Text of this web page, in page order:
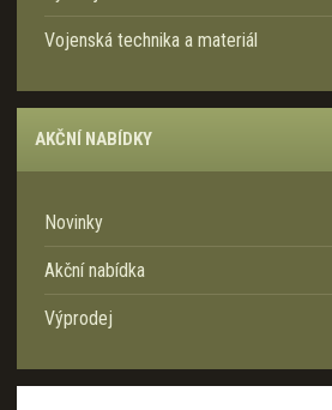
Vojenská technika a materiál
AKČNÍ NABÍDKY
Novinky
Akční nabídka
Výprodej